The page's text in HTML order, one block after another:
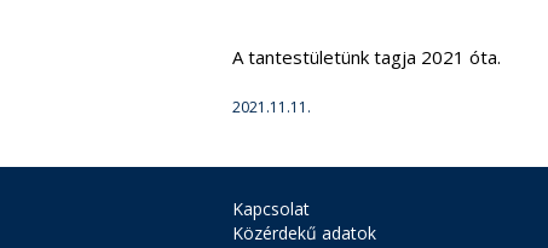
A tantestületünk tagja 2021 óta.
2021.11.11.
Kapcsolat
Közérdekű adatok